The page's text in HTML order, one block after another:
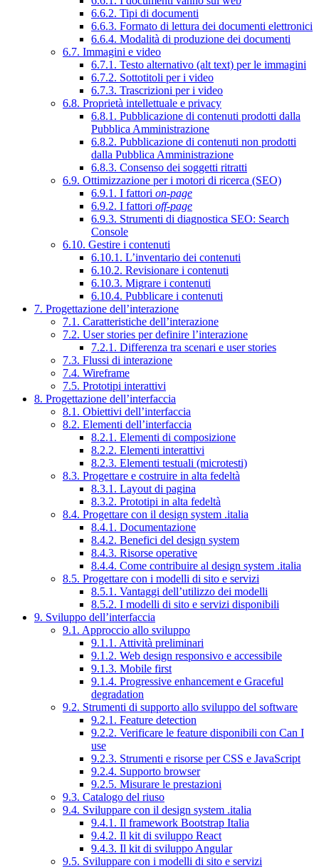
6.6.2. Tipi di documenti
6.6.3. Formato di lettura dei documenti elettronici
6.6.4. Modalità di produzione dei documenti
6.7. Immagini e video
6.7.1. Testo alternativo (alt text) per le immagini
6.7.2. Sottotitoli per i video
6.7.3. Trascrizioni per i video
6.8. Proprietà intellettuale e privacy
6.8.1. Pubblicazione di contenuti prodotti dalla
Pubblica Amministrazione
6.8.2. Pubblicazione di contenuti non prodotti
dalla Pubblica Amministrazione
6.8.3. Consenso dei soggetti ritratti
6.9. Ottimizzazione per i motori di ricerca (SEO)
6.9.1. I fattori on-page
6.9.2. I fattori off-page
6.9.3. Strumenti di diagnostica SEO: Search
Console
6.10. Gestire i contenuti
6.10.1. L’inventario dei contenuti
6.10.2. Revisionare i contenuti
6.10.3. Migrare i contenuti
6.10.4. Pubblicare i contenuti
7. Progettazione dell’interazione
7.1. Caratteristiche dell’interazione
7.2. User stories per definire l’interazione
7.2.1. Differenza tra scenari e user stories
7.3. Flussi di interazione
7.4. Wireframe
7.5. Prototipi interattivi
8. Progettazione dell’interfaccia
8.1. Obiettivi dell’interfaccia
8.2. Elementi dell’interfaccia
8.2.1. Elementi di composizione
8.2.2. Elementi interattivi
8.2.3. Elementi testuali (microtesti)
8.3. Progettare e costruire in alta fedeltà
8.3.1. Layout di pagina
8.3.2. Prototipi in alta fedeltà
8.4. Progettare con il design system .italia
8.4.1. Documentazione
8.4.2. Benefici del design system
8.4.3. Risorse operative
8.4.4. Come contribuire al design system .italia
8.5. Progettare con i modelli di sito e servizi
8.5.1. Vantaggi dell’utilizzo dei modelli
8.5.2. I modelli di sito e servizi disponibili
9. Sviluppo dell’interfaccia
9.1. Approccio allo sviluppo
9.1.1. Attività preliminari
9.1.2. Web design responsivo e accessibile
9.1.3. Mobile first
9.1.4. Progressive enhancement e Graceful
degradation
9.2. Strumenti di supporto allo sviluppo del software
9.2.1. Feature detection
9.2.2. Verificare le feature disponibili con Can I
use
9.2.3. Strumenti e risorse per CSS e JavaScript
9.2.4. Supporto browser
9.2.5. Misurare le prestazioni
9.3. Catalogo del riuso
9.4. Sviluppare con il design system .italia
9.4.1. Il framework Bootstrap Italia
9.4.2. Il kit di sviluppo React
9.4.3. Il kit di sviluppo Angular
9.5. Sviluppare con i modelli di sito e servizi